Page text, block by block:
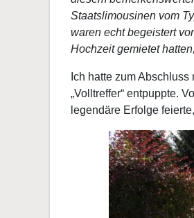
Staatslimousinen vom
waren echt begeistert
Hochzeit gemietet
Ich hatte zum
„Volltreffer“ entpuppte.
legendäre Erfolge